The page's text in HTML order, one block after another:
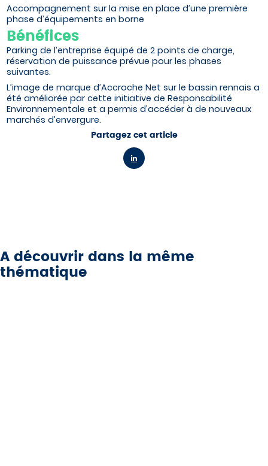
Accompagnement sur la mise en place d’une première
phase d’équipements en borne
Bénéfices
Parking de l’entreprise équipé de 2 points de charge,
réservation de puissance prévue pour les phases
suivantes.
L’image de marque d’Accroche Net sur le bassin rennais a
été améliorée par cette initiative de Responsabilité
Environnementale et a permis d’accéder à de nouveaux
marchés d’envergure.
Partagez cet article
A découvrir dans la même
thématique